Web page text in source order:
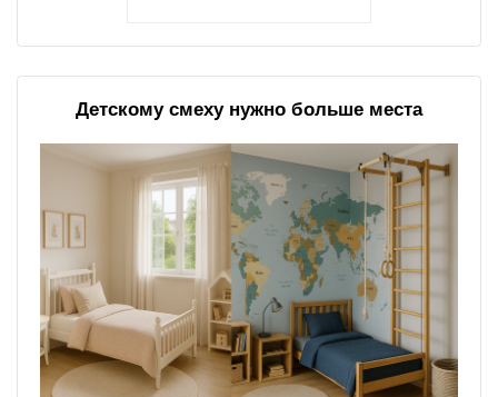
Детскому смеху нужно больше места